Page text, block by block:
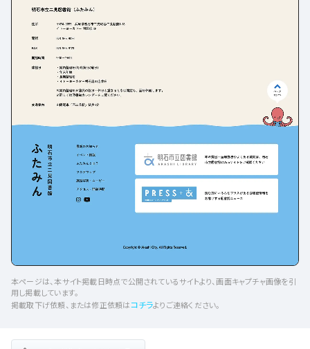
本ページは、本サイト掲載日時点で公開されているサイトより、画面キャプチャ画像を引
用し掲載しています。
掲載取下げ依頼、または修正依頼はコチラよりご連絡ください。